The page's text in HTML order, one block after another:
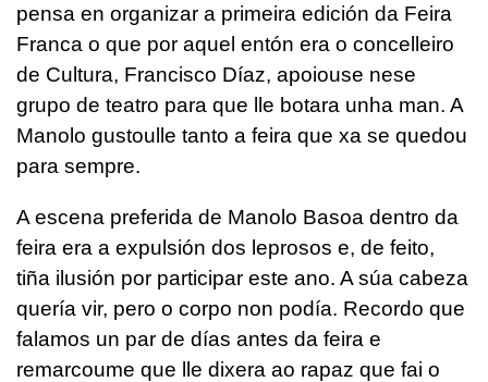
pensa en organizar a primeira edición da Feira
Franca o que por aquel entón era o concelleiro
de Cultura, Francisco Díaz, apoiouse nese
grupo de teatro para que lle botara unha man. A
Manolo gustoulle tanto a feira que xa se quedou
para sempre.
A escena preferida de Manolo Basoa dentro da
feira era a expulsión dos leprosos e, de feito,
tiña ilusión por participar este ano. A súa cabeza
quería vir, pero o corpo non podía. Recordo que
falamos un par de días antes da feira e
remarcoume que lle dixera ao rapaz que fai o